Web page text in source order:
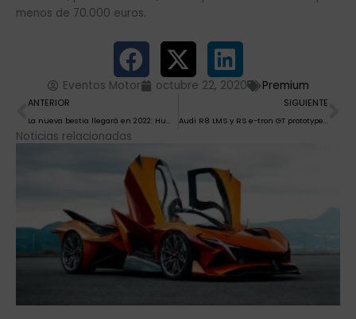
menos de 70.000 euros.
Eventos Motor octubre 22, 2020 Premium
Ant
ANTERIOR
La nueva bestia llegará en 2022: Hummer EV
SIGUIENTE
Audi R8 LMS y RS e-tron GT prototype, reunión en Spa
Noticias relacionadas